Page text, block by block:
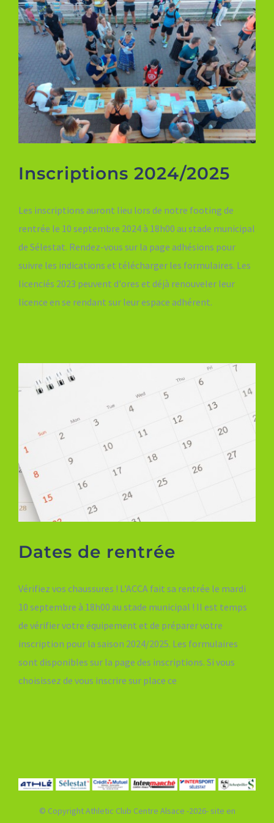
Inscriptions 2024/2025
Les inscriptions auront lieu lors de notre footing de
rentrée le 10 septembre 2024 à 18h00 au stade municipal
de Sélestat. Rendez-vous sur la page adhésions pour
suivre les indications et télécharger les formulaires. Les
licenciés 2023 peuvent d'ores et déjà renouveler leur
licence en se rendant sur leur espace adhérent.
Dates de rentrée
Vérifiez vos chaussures ! L'ACCA fait sa rentrée le mardi
10 septembre à 18h00 au stade municipal ! Il est temps
de vérifier votre équipement et de préparer votre
inscription pour la saison 2024/2025. Les formulaires
sont disponibles sur la page des inscriptions. Si vous
choisissez de vous inscrire sur place ce
© Copyright Athletic Club Centre Alsace -2026- site en